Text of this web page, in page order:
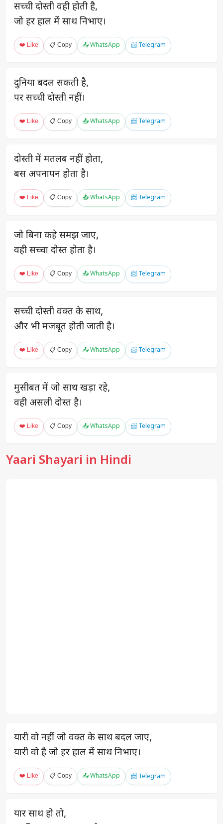
सच्ची दोस्ती वही होती है,
जो हर हाल में साथ निभाए।
❤️ Like 📋 Copy 📤 WhatsApp 📨 Telegram
दुनिया बदल सकती है,
पर सच्ची दोस्ती नहीं।
❤️ Like 📋 Copy 📤 WhatsApp 📨 Telegram
दोस्ती में मतलब नहीं होता,
बस अपनापन होता है।
❤️ Like 📋 Copy 📤 WhatsApp 📨 Telegram
जो बिना कहे समझ जाए,
वही सच्चा दोस्त होता है।
❤️ Like 📋 Copy 📤 WhatsApp 📨 Telegram
सच्ची दोस्ती वक्त के साथ,
और भी मजबूत होती जाती है।
❤️ Like 📋 Copy 📤 WhatsApp 📨 Telegram
मुसीबत में जो साथ खड़ा रहे,
वही असली दोस्त है।
❤️ Like 📋 Copy 📤 WhatsApp 📨 Telegram
Yaari Shayari in Hindi
यारी वो नहीं जो वक्त के साथ बदल जाए,
यारी वो है जो हर हाल में साथ निभाए।
❤️ Like 📋 Copy 📤 WhatsApp 📨 Telegram
यार साथ हो तो,